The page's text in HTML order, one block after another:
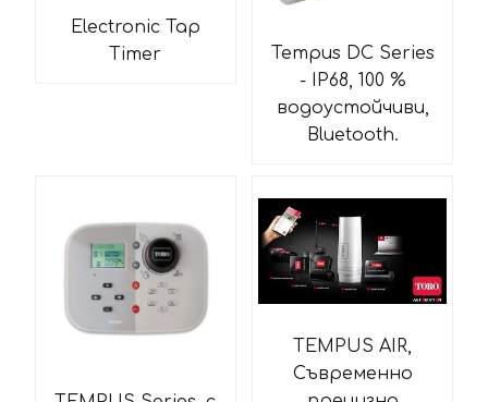
Electronic Tap
Timer
Tempus DC Series
- IP68, 100 %
водоустойчиви,
Bluetooth.
TEМPUS AIR,
Съвременно